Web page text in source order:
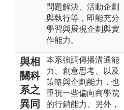
問題解決、活動企劃
與執行等，即能充分
學習與展現企劃與實
作能力。
與相
關科
系之
異同
本系強調傳播溝通能
力、創意思考、以及
策略與企劃能力，也
重視一些偏向商學院
的行銷能力。另外，